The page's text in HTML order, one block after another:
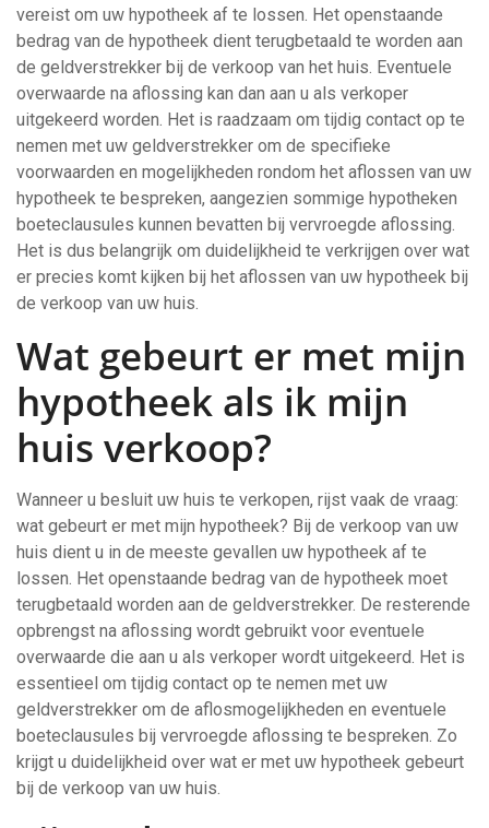
vereist om uw hypotheek af te lossen. Het openstaande
bedrag van de hypotheek dient terugbetaald te worden aan
de geldverstrekker bij de verkoop van het huis. Eventuele
overwaarde na aflossing kan dan aan u als verkoper
uitgekeerd worden. Het is raadzaam om tijdig contact op te
nemen met uw geldverstrekker om de specifieke
voorwaarden en mogelijkheden rondom het aflossen van uw
hypotheek te bespreken, aangezien sommige hypotheken
boeteclausules kunnen bevatten bij vervroegde aflossing.
Het is dus belangrijk om duidelijkheid te verkrijgen over wat
er precies komt kijken bij het aflossen van uw hypotheek bij
de verkoop van uw huis.
Wat gebeurt er met mijn
hypotheek als ik mijn
huis verkoop?
Wanneer u besluit uw huis te verkopen, rijst vaak de vraag:
wat gebeurt er met mijn hypotheek? Bij de verkoop van uw
huis dient u in de meeste gevallen uw hypotheek af te
lossen. Het openstaande bedrag van de hypotheek moet
terugbetaald worden aan de geldverstrekker. De resterende
opbrengst na aflossing wordt gebruikt voor eventuele
overwaarde die aan u als verkoper wordt uitgekeerd. Het is
essentieel om tijdig contact op te nemen met uw
geldverstrekker om de aflosmogelijkheden en eventuele
boeteclausules bij vervroegde aflossing te bespreken. Zo
krijgt u duidelijkheid over wat er met uw hypotheek gebeurt
bij de verkoop van uw huis.